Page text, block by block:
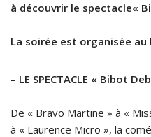
à découvrir le spectacle«
La soirée est organisée au
– LE SPECTACLE « Bibot
De « Bravo Martine » à «
à « Laurence Micro », la